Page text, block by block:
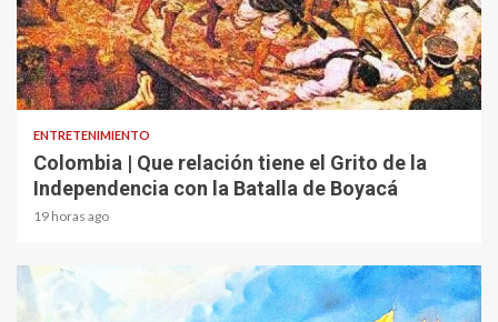
1 min read
ENTRETENIMIENTO
Colombia | Que relación tiene el Grito de la
Independencia con la Batalla de Boyacá
19 horas ago